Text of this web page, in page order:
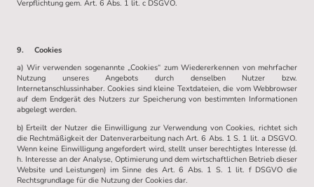
Verpflichtung gem. Art. 6 Abs. 1 lit. c DSGVO.
9. Cookies
a) Wir verwenden sogenannte „Cookies“ zum Wiedererkennen von mehrfacher
Nutzung unseres Angebots durch denselben Nutzer bzw.
Internetanschlussinhaber. Cookies sind kleine Textdateien, die vom Webbrowser
auf dem Endgerät des Nutzers zur Speicherung von bestimmten Informationen
abgelegt werden.
b) Erteilt der Nutzer die Einwilligung zur Verwendung von Cookies, richtet sich
die Rechtmäßigkeit der Datenverarbeitung nach Art. 6 Abs. 1 S. 1 lit. a DSGVO.
Wenn keine Einwilligung angefordert wird, stellt unser berechtigtes Interesse (d.
h. Interesse an der Analyse, Optimierung und dem wirtschaftlichen Betrieb dieser
Website und Leistungen) im Sinne des Art. 6 Abs. 1 S. 1 lit. f DSGVO die
Rechtsgrundlage für die Nutzung der Cookies dar.